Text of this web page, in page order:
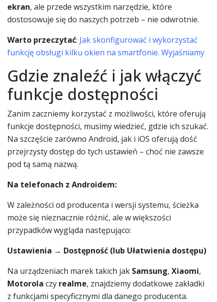
ekran, ale przede wszystkim narzędzie, które
dostosowuje się do naszych potrzeb – nie odwrotnie.
Warto przeczytać: Jak skonfigurować i wykorzystać
funkcję obsługi kilku okien na smartfonie. Wyjaśniamy
Gdzie znaleźć i jak włączyć
funkcje dostępności
Zanim zaczniemy korzystać z możliwości, które oferują
funkcje dostępności, musimy wiedzieć, gdzie ich szukać.
Na szczęście zarówno Android, jak i iOS oferują dość
przejrzysty dostęp do tych ustawień – choć nie zawsze
pod tą samą nazwą.
Na telefonach z Androidem:
W zależności od producenta i wersji systemu, ścieżka
może się nieznacznie różnić, ale w większości
przypadków wygląda następująco:
Ustawienia → Dostępność (lub Ułatwienia dostępu)
Na urządzeniach marek takich jak Samsung, Xiaomi,
Motorola czy realme, znajdziemy dodatkowe zakładki
z funkcjami specyficznymi dla danego producenta.